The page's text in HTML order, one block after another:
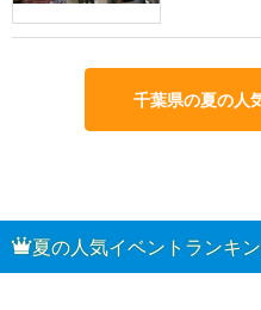
千葉県の夏の人
夏の人気イベントランキン